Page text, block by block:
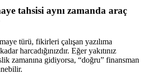
tahsisi aynı zamanda araç
türü, fikirleri çalışan yazılıma
harcadığınızdır. Eğer yakıtınız
zamanına gidiyorsa, “doğru” finansman